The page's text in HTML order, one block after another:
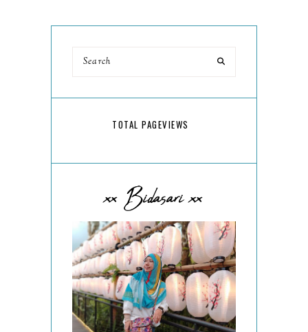
TOTAL PAGEVIEWS
xx Bidasari xx